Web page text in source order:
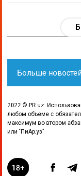
Больше
2022 © PR.uz.
любом объеме с
максимум во втором
или "ПиАр.уз"